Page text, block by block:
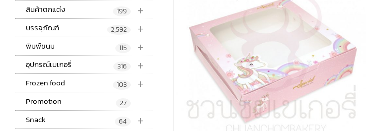
+
สินค้าตกแต่ง 199
+
บรรจุภัณฑ์ 2,592
+
พิมพ์ขนม 115
+
อุปกรณ์เบเกอรี่ 316
+
Frozen food 103
Promotion 27
+
Snack 64